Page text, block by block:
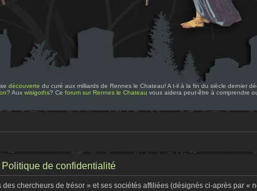
découverte du curé aux milliards de Rennes le Chateau! A t-il à la fin du siècle dernier
? Aux wisigoths? Ce forum sur Rennes le Chateau vous aidera peut-être à comprendre
de confidentialité
chercheurs de trésor » et ses sociétés affiliées (désignés ci-après par «